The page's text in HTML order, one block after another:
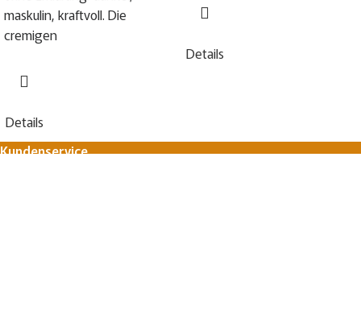
maskulin, kraftvoll. Die
cremigen
Details
Details
Kundenservice